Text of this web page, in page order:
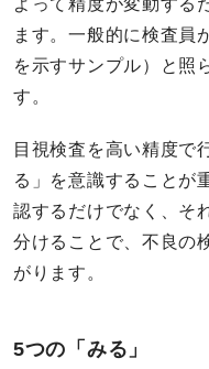
よって精度が変動する
ます。一般的に検査員
を示すサンプル）と照
す。
目視検査を高い精度で
る」を意識することが
認するだけでなく、そ
分けることで、不良の
がります。
5つの「みる」